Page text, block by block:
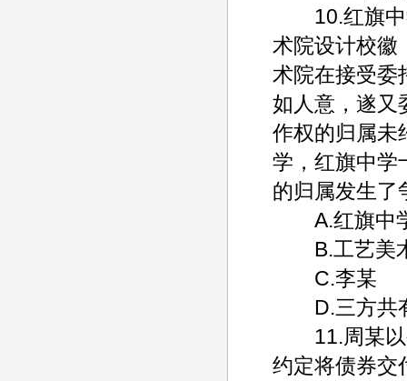
10.红旗中
术院设计校徽
术院在接受委
如人意，遂又
作权的归属未
学，红旗中学
的归属发生了
A.红旗中
B.工艺美
C.李某
D.三方共
11.周某以
约定将债券交